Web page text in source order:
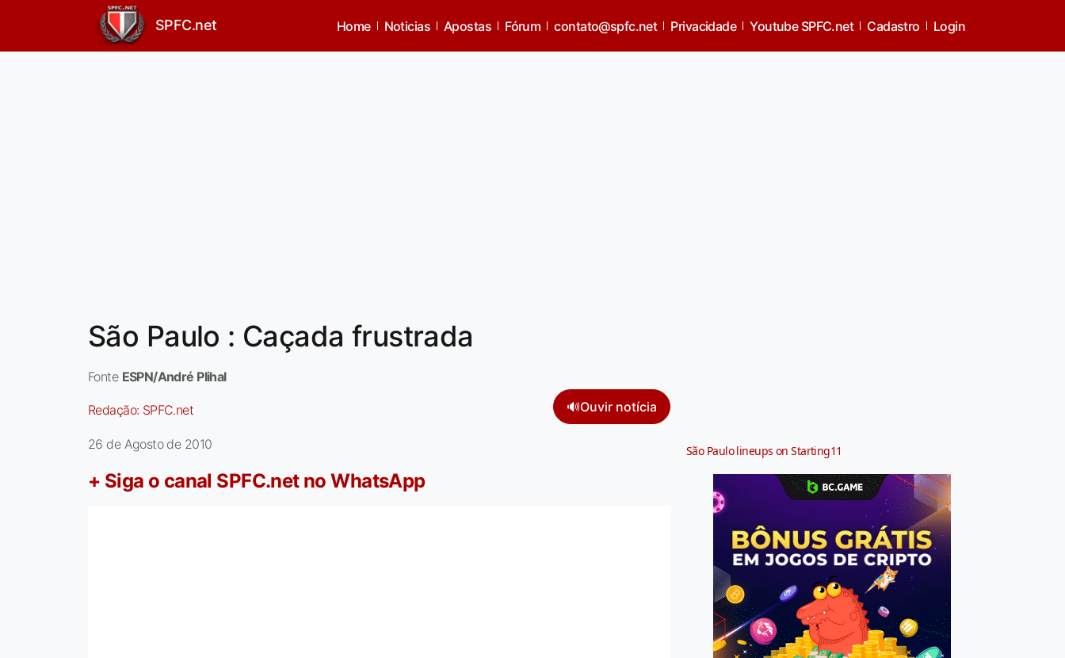
SPFC.net Home Noticias Apostas Fórum contato@spfc.net Privacidade Youtube SPFC.net Cadastro Login
São Paulo : Caçada frustrada
Fonte ESPN/André Plihal
Redação: SPFC.net 🔊Ouvir notícia
26 de Agosto de 2010
+ Siga o canal SPFC.net no WhatsApp
São Paulo lineups on Starting11